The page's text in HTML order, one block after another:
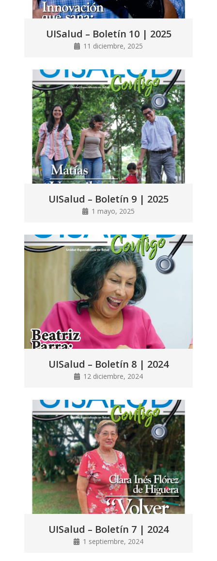
UISalud – Boletín 10 | 2025
11 diciembre, 2025
UISalud – Boletín 9 | 2025
1 mayo, 2025
UISalud – Boletín 8 | 2024
12 diciembre, 2024
UISalud – Boletín 7 | 2024
1 septiembre, 2024